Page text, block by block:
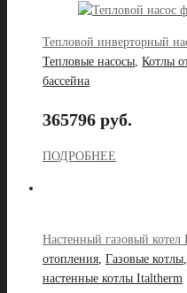
Тепловой инверторный
Тепловые насосы, Котлы
бассейна
365796 руб.
ПОДРОБНЕЕ
Настенный газовый
отопления, Газовые котлы,
настенные котлы Italtherm